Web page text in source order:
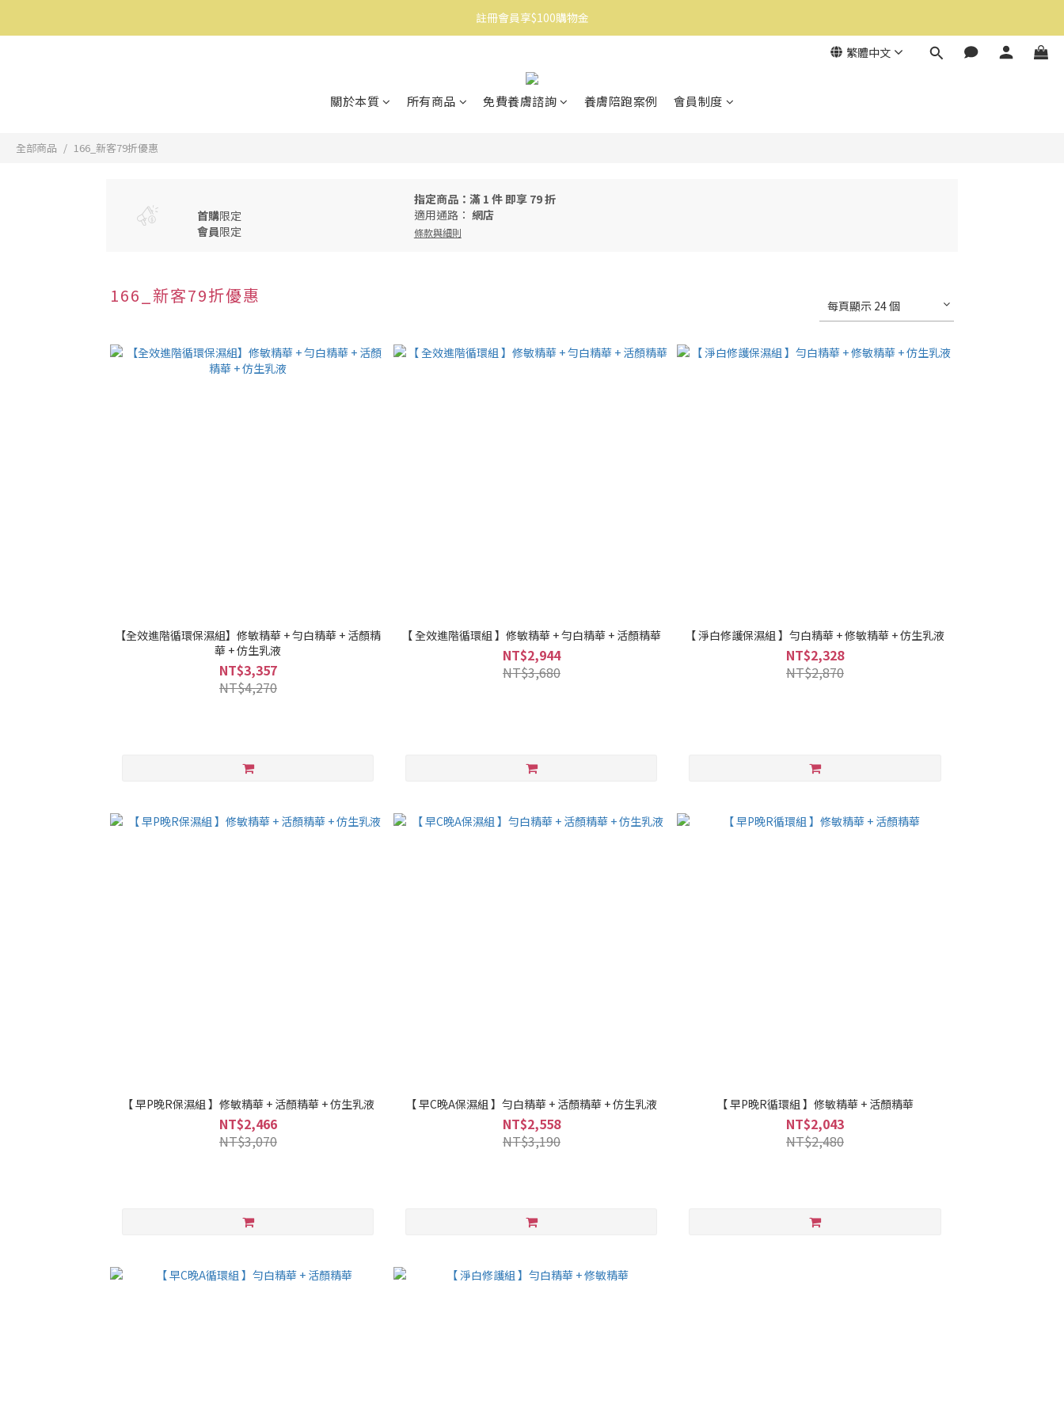
消費滿$1500免運
註冊會員享$100購物金
繁體中文
關於本質 所有商品 免費養膚諮詢 養膚陪跑案例 會員制度
全部商品 166_新客79折優惠
首購限定
會員限定
指定商品：滿 1 件 即享 79 折
適用通路： 網店
條款與細則
166_新客79折優惠 每頁顯示 24 個
【全效進階循環保濕組】修敏精華 + 勻白精華 + 活顏精
華 + 仿生乳液
NT$3,357
NT$4,270
【 全效進階循環組 】修敏精華 + 勻白精華 + 活顏精華
NT$2,944
NT$3,680
【 淨白修護保濕組 】勻白精華 + 修敏精華 + 仿生乳液
NT$2,328
NT$2,870
【 早P晚R保濕組 】修敏精華 + 活顏精華 + 仿生乳液
NT$2,466
NT$3,070
【 早C晚A保濕組 】勻白精華 + 活顏精華 + 仿生乳液
NT$2,558
NT$3,190
【 早P晚R循環組 】修敏精華 + 活顏精華
NT$2,043
NT$2,480